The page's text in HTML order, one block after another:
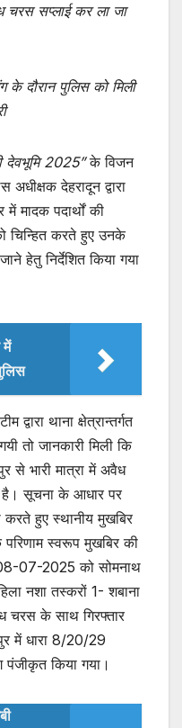
चरस सप्लाई कर ला जा
के दौरान पुलिस को मिली
देवभूमि 2025”के विजन
देहरादून द्वारा
मादक पदार्थों की
चिन्हित करते हुए उनके
हेतु निर्देशित किया गया
में
थाना क्षेत्रान्तर्गत
तो जानकारी मिली कि
से भारी मात्रा में अवैध
है। सूचना के आधार पर
करते हुए स्थानीय मुखबिर
स्वरूप मुखबिर की
08-07-2025 को सोमनाथ
नशा तस्करों 1- शबाना
चरस के साथ गिरफ्तार
में धारा 8/20/29
पंजीकृत किया गया।